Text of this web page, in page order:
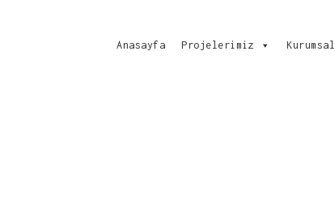
Anasayfa Projelerimiz Kurumsal